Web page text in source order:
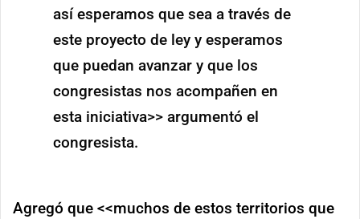
así esperamos que sea a través de
este proyecto de ley y esperamos
que puedan avanzar y que los
congresistas nos acompañen en
esta iniciativa>> argumentó el
congresista.
Agregó que <<muchos de estos territorios que